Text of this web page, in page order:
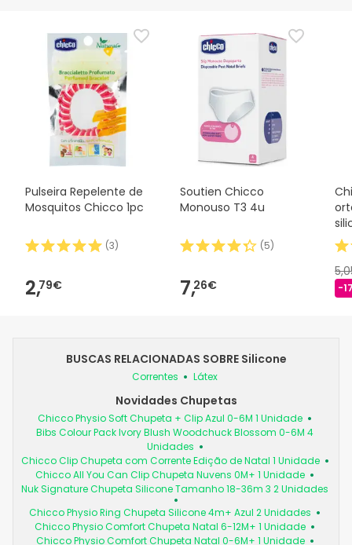
Pulseira Repelente de
Mosquitos Chicco 1pc
(3)
2,79€
Soutien Chicco
Monouso T3 4u
(5)
7,26€ -
BUSCAS RELACIONADAS SOBRE Silicone
Correntes Látex
Novidades Chupetas
Chicco Physio Soft Chupeta + Clip Azul 0-6M 1 Unidade
Bibs Colour Pack Ivory Blush Woodchuck Blossom 0-6M 4
Unidades
Chicco Clip Chupeta com Corrente Edição de Natal 1 Unidade
Chicco All You Can Clip Chupeta Nuvens 0M+ 1 Unidade
Nuk Signature Chupeta Silicone Tamanho 18-36m 3 2 Unidades
Chicco Physio Ring Chupeta Silicone 4m+ Azul 2 Unidades
Chicco Physio Comfort Chupeta Natal 6-12M+ 1 Unidade
Chicco Physio Comfort Chupeta Natal 0-6M+ 1 Unidade